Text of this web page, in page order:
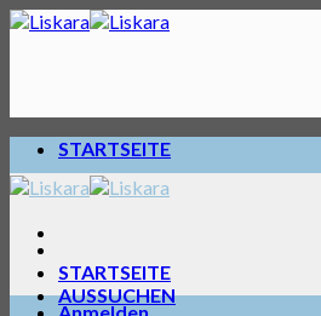
Skip
STARTSEITE
STARTSEITE
AUSSUCHEN